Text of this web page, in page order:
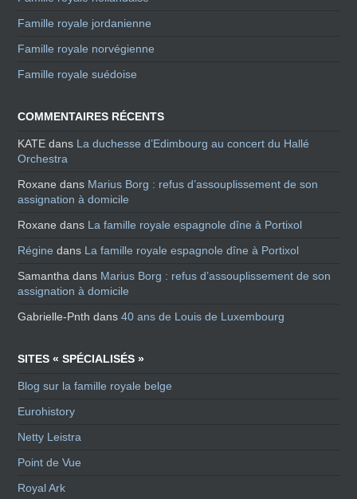
Famille royale jordanienne
Famille royale norvégienne
Famille royale suédoise
COMMENTAIRES RÉCENTS
KATE dans La duchesse d’Edimbourg au concert du Hallé
Orchestra
Roxane dans Marius Borg : refus d’assouplissement de son
assignation à domicile
Roxane dans La famille royale espagnole dîne à Portixol
Régine dans La famille royale espagnole dîne à Portixol
Samantha dans Marius Borg : refus d’assouplissement de son
assignation à domicile
Gabrielle-Pnth dans40 ans de Louis de Luxembourg
SITES « SPÉCIALISÉS »
Blog sur la famille royale belge
Eurohistory
Netty Leistra
Point de Vue
Royal Ark